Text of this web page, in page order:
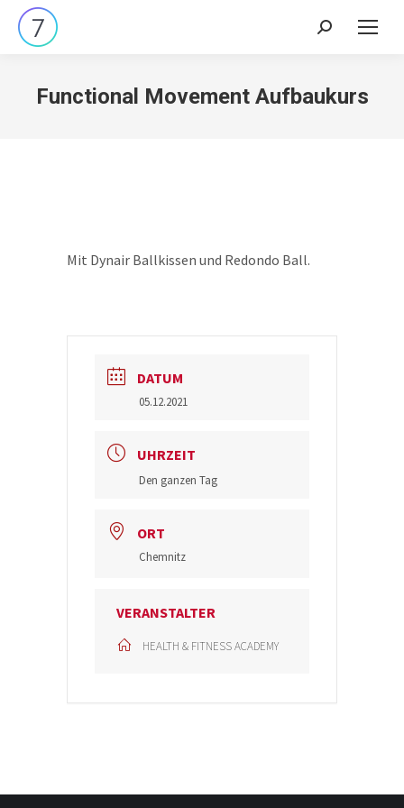
Search:
Functional Movement Aufbaukurs
Mit Dynair Ballkissen und Redondo Ball.
DATUM
05.12.2021
UHRZEIT
Den ganzen Tag
ORT
Chemnitz
VERANSTALTER
HEALTH & FITNESS ACADEMY